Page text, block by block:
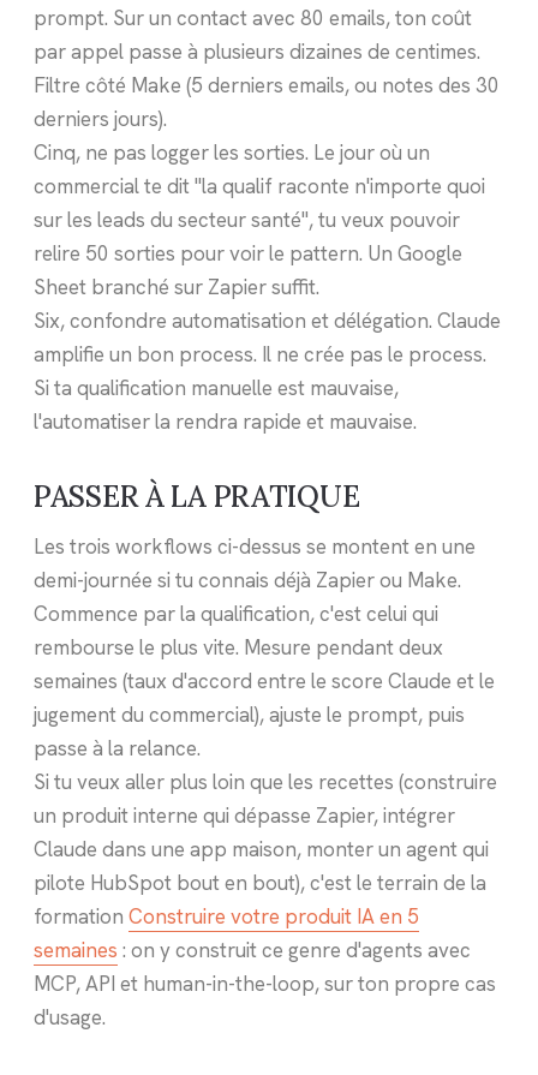
prompt. Sur un contact avec 80 emails, ton coût
par appel passe à plusieurs dizaines de centimes.
Filtre côté Make (5 derniers emails, ou notes des 30
derniers jours).
Cinq, ne pas logger les sorties. Le jour où un
commercial te dit "la qualif raconte n'importe quoi
sur les leads du secteur santé", tu veux pouvoir
relire 50 sorties pour voir le pattern. Un Google
Sheet branché sur Zapier suffit.
Six, confondre automatisation et délégation. Claude
amplifie un bon process. Il ne crée pas le process.
Si ta qualification manuelle est mauvaise,
l'automatiser la rendra rapide et mauvaise.
PASSER À LA PRATIQUE
Les trois workflows ci-dessus se montent en une
demi-journée si tu connais déjà Zapier ou Make.
Commence par la qualification, c'est celui qui
rembourse le plus vite. Mesure pendant deux
semaines (taux d'accord entre le score Claude et le
jugement du commercial), ajuste le prompt, puis
passe à la relance.
Si tu veux aller plus loin que les recettes (construire
un produit interne qui dépasse Zapier, intégrer
Claude dans une app maison, monter un agent qui
pilote HubSpot bout en bout), c'est le terrain de la
formation Construire votre produit IA en 5
semaines : on y construit ce genre d'agents avec
MCP, API et human-in-the-loop, sur ton propre cas
d'usage.